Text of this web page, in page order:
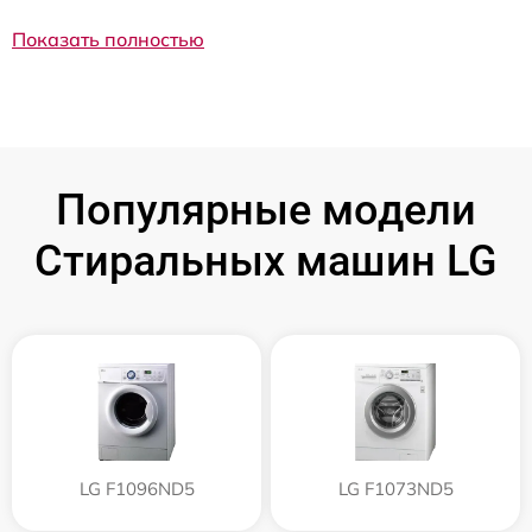
Показать полностью
Популярные модели
Стиральных машин LG
LG F1096ND5 LG F1073ND5